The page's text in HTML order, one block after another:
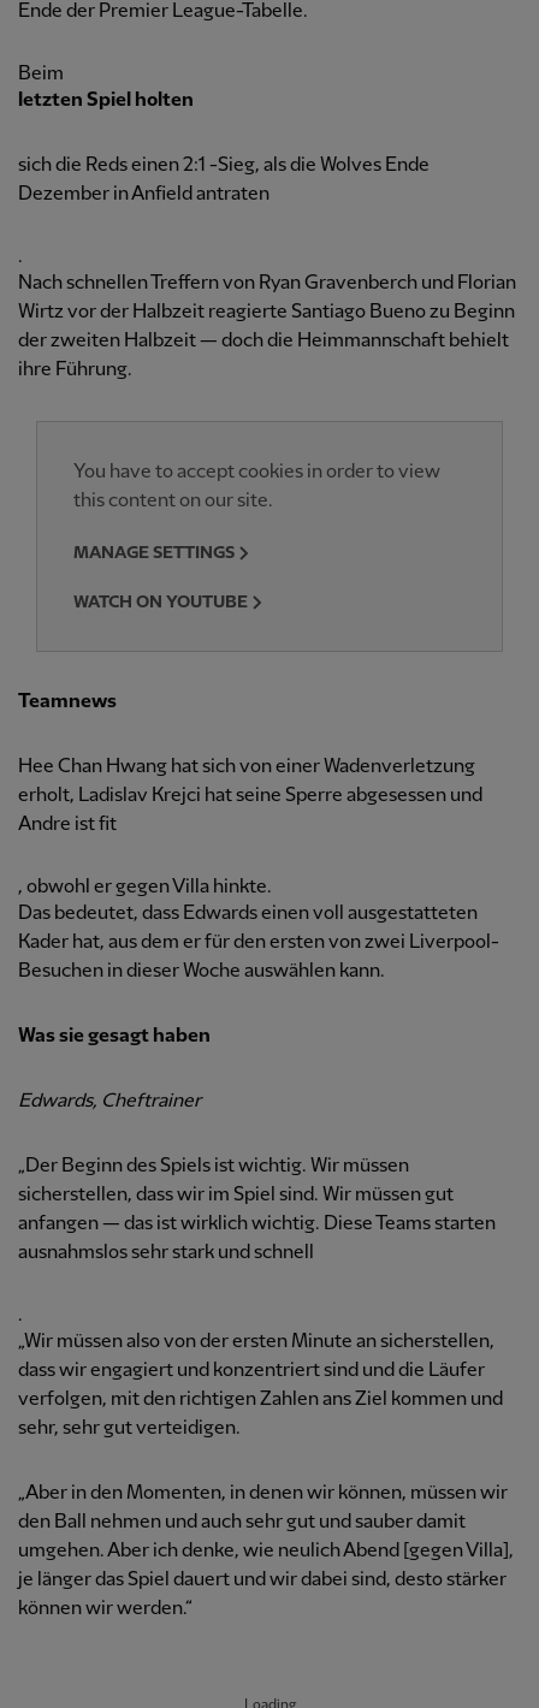
Ende der Premier League-Tabelle.
Beim
letzten Spiel holten
sich die Reds einen 2:1 -Sieg, als die Wolves Ende
Dezember in Anfield antraten
.
Nach schnellen Treffern von Ryan Gravenberch und Florian
Wirtz vor der Halbzeit reagierte Santiago Bueno zu Beginn
der zweiten Halbzeit — doch die Heimmannschaft behielt
ihre Führung.
You have to accept cookies in order to view
this content on our site.
MANAGE SETTINGS
WATCH ON YOUTUBE
Teamnews
Hee Chan Hwang hat sich von einer Wadenverletzung
erholt, Ladislav Krejci hat seine Sperre abgesessen und
Andre ist fit
, obwohl er gegen Villa hinkte.
Das bedeutet, dass Edwards einen voll ausgestatteten
Kader hat, aus dem er für den ersten von zwei Liverpool-
Besuchen in dieser Woche auswählen kann.
Was sie gesagt haben
Edwards, Cheftrainer
„Der Beginn des Spiels ist wichtig. Wir müssen
sicherstellen, dass wir im Spiel sind. Wir müssen gut
anfangen — das ist wirklich wichtig. Diese Teams starten
ausnahmslos sehr stark und schnell
.
„Wir müssen also von der ersten Minute an sicherstellen,
dass wir engagiert und konzentriert sind und die Läufer
verfolgen, mit den richtigen Zahlen ans Ziel kommen und
sehr, sehr gut verteidigen.
„Aber in den Momenten, in denen wir können, müssen wir
den Ball nehmen und auch sehr gut und sauber damit
umgehen. Aber ich denke, wie neulich Abend [gegen Villa],
je länger das Spiel dauert und wir dabei sind, desto stärker
können wir werden.“